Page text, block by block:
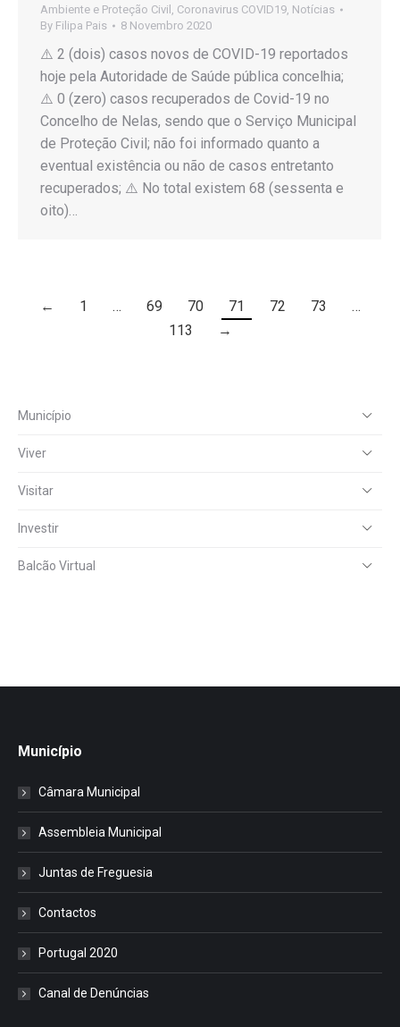
Ambiente e Proteção Civil , Coronavirus COVID19, Notícias
By Filipa Pais 8 Novembro 2020
⚠️ 2 (dois) casos novos de COVID-19 reportados
hoje pela Autoridade de Saúde pública concelhia;
⚠️ 0 (zero) casos recuperados de Covid-19 no
Concelho de Nelas, sendo que o Serviço Municipal
de Proteção Civil; não foi informado quanto a
eventual existência ou não de casos entretanto
recuperados; ⚠️ No total existem 68 (sessenta e
oito)…
← 1 … 69 70 71 72 73
…
113
→
Município
Viver
Visitar
Investir
Balcão Virtual
Município
Câmara Municipal
Assembleia Municipal
Juntas de Freguesia
Contactos
Portugal 2020
Canal de Denúncias